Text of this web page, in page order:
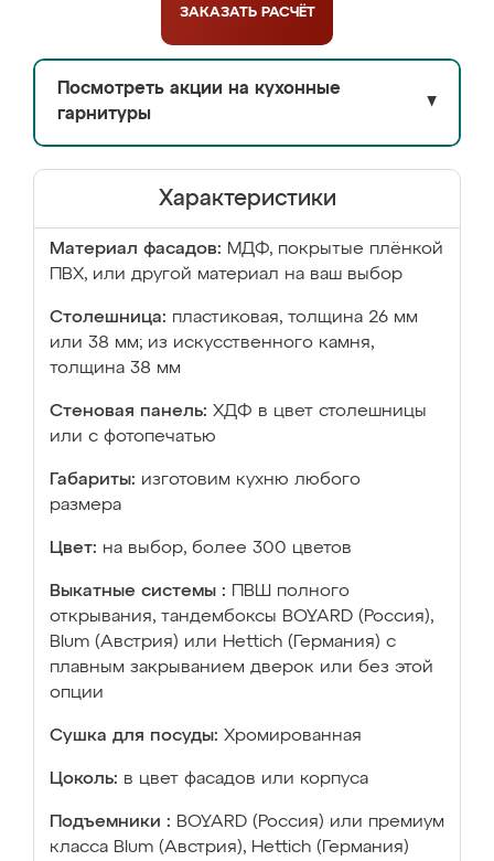
ЗАКАЗАТЬ РАСЧЁТ
Посмотреть акции на кухонные
гарнитуры
▼
Характеристики
Материал фасадов: МДФ, покрытые плёнкой
ПВХ, или другой материал на ваш выбор
Столешница: пластиковая, толщина 26 мм
или 38 мм; из искусственного камня,
толщина 38 мм
Стеновая панель: ХДФ в цвет столешницы
или с фотопечатью
Габариты: изготовим кухню любого
размера
Цвет: на выбор, более 300 цветов
Выкатные системы :
ПВШ полного
открывания, тандембоксы BOYARD (Россия),
Blum (Австрия) или Hettich (Германия) с
плавным закрыванием дверок или без этой
опции
Сушка для посуды: Хромированная
Цоколь: в цвет фасадов или корпуса
Подъемники : BOYARD (Россия) или премиум
класса Blum (Австрия), Hettich (Германия)